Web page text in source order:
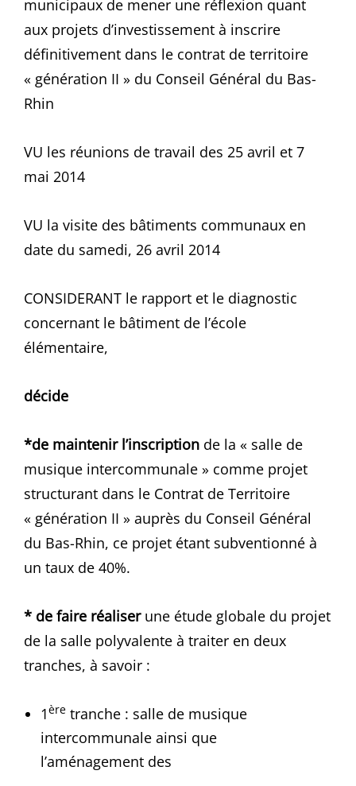
municipaux de mener une réflexion quant
aux projets d’investissement à inscrire
définitivement dans le contrat de territoire
« génération II » du Conseil Général du Bas-
Rhin
VU les réunions de travail des 25 avril et 7
mai 2014
VU la visite des bâtiments communaux en
date du samedi, 26 avril 2014
CONSIDERANT le rapport et le diagnostic
concernant le bâtiment de l’école
élémentaire,
décide
*de maintenir l’inscription de la « salle de
musique intercommunale » comme projet
structurant dans le Contrat de Territoire
« génération II » auprès du Conseil Général
du Bas-Rhin, ce projet étant subventionné à
un taux de 40%.
* de faire réaliser une étude globale du projet
de la salle polyvalente à traiter en deux
tranches, à savoir :
1ère tranche : salle de musique
intercommunale ainsi que
l’aménagement des